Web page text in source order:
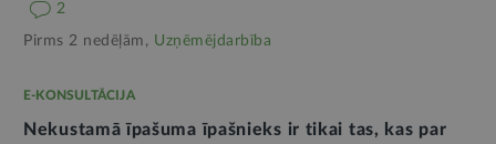
2
Pirms 2 nedēļām, Uzņēmējdarbība
E-KONSULTĀCIJA
Nekustamā īpašuma īpašnieks ir tikai tas, kas par